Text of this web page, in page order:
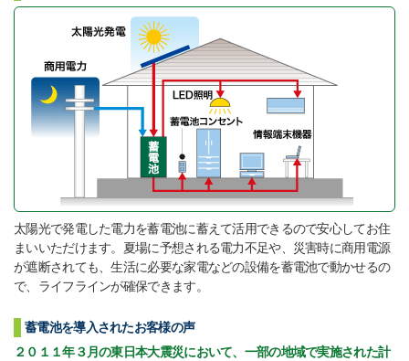
太陽光で発電した電力を蓄電池に蓄えて活用できるので安心してお住
まいいただけます。夏場に予想される電力不足や、災害時に商用電源
が遮断されても、生活に必要な家電などの設備を蓄電池で動かせるの
で、ライフラインが確保できます。
蓄電池を導入されたお客様の声
２０１１年３月の東日本大震災において、一部の地域で実施された計